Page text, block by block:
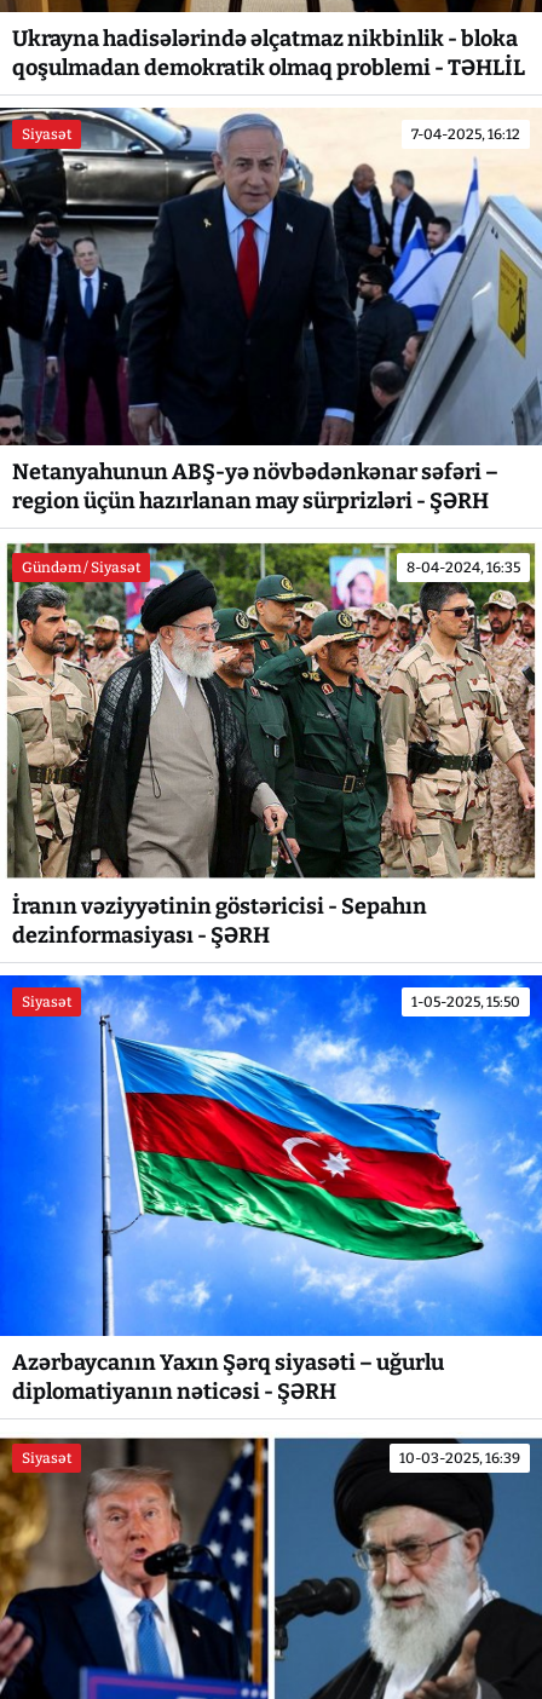
Ukrayna hadisələrində əlçatmaz nikbinlik - bloka
qoşulmadan demokratik olmaq problemi - TƏHLİL
Siyasət 7-04-2025, 16:12
Netanyahunun ABŞ-yə növbədənkənar səfəri –
region üçün hazırlanan may sürprizləri - ŞƏRH
Gündəm / Siyasət 8-04-2024, 16:35
İranın vəziyyətinin göstəricisi - Sepahın
dezinformasiyası - ŞƏRH
Siyasət 1-05-2025, 15:50
Azərbaycanın Yaxın Şərq siyasəti – uğurlu
diplomatiyanın nəticəsi - ŞƏRH
Siyasət 10-03-2025, 16:39